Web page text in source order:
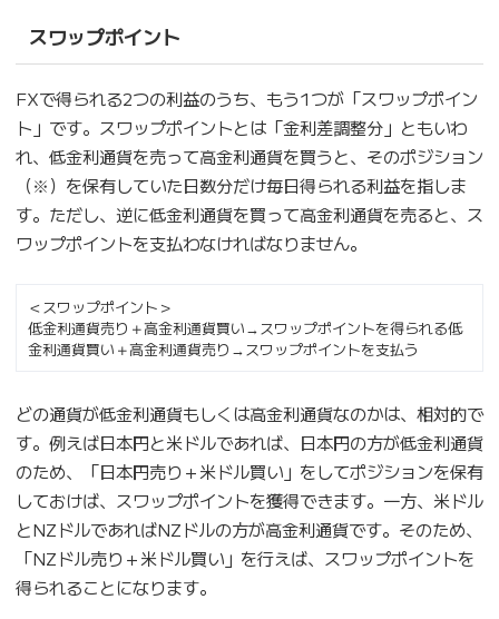
スワップポイント
FXで得られる2つの利益のうち、もう1つが「スワップポイン
ト」です。スワップポイントとは「金利差調整分」ともいわ
れ、低金利通貨を売って高金利通貨を買うと、そのポジション
（※）を保有していた日数分だけ毎日得られる利益を指しま
す。ただし、逆に低金利通貨を買って高金利通貨を売ると、ス
ワップポイントを支払わなければなりません。
＜スワップポイント＞
低金利通貨売り＋高金利通貨買い→スワップポイントを得られる低
金利通貨買い＋高金利通貨売り→スワップポイントを支払う
どの通貨が低金利通貨もしくは高金利通貨なのかは、相対的で
す。例えば日本円と米ドルであれば、日本円の方が低金利通貨
のため、「日本円売り＋米ドル買い」をしてポジションを保有
しておけば、スワップポイントを獲得できます。一方、米ドル
とNZドルであればNZドルの方が高金利通貨です。そのため、
「NZドル売り＋米ドル買い」を行えば、スワップポイントを
得られることになります。